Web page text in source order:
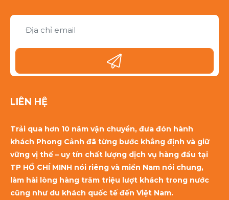
LIÊN HỆ
Trải qua hơn 10 năm vận chuyển, đưa đón hành
khách Phong Cảnh đã từng bước khẳng định và giữ
vững vị thế – uy tín chất lượng dịch vụ hàng đầu tại
TP HỒ CHÍ MINH nói riêng và miền Nam nói chung,
làm hài lòng hàng trăm triệu lượt khách trong nước
cũng như du khách quốc tế đến Việt Nam.